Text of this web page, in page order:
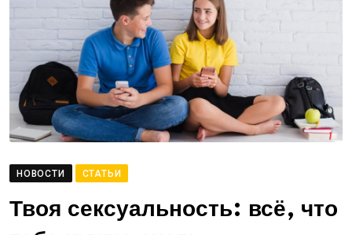
НОВОСТИ СТАТЬИ
Твоя сексуальность: всё, что